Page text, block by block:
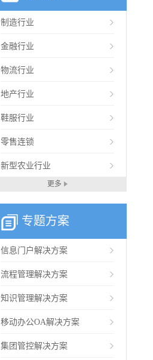
制造行业
金融行业
物流行业
地产行业
鞋服行业
零售连锁
新型农业行业
更多
专题方案
信息门户解决方案
流程管理解决方案
知识管理解决方案
移动办公OA解决方案
集团管控解决方案